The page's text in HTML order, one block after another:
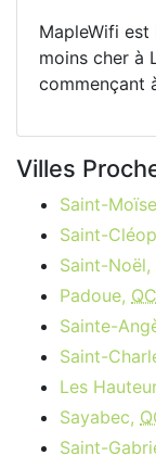
MapleWifi
moins cher à
commençant
Villes
Saint-
Saint-
Saint-Noël,
Padoue, QC
Sainte-
Saint-
Les
Sayabec,
Saint-